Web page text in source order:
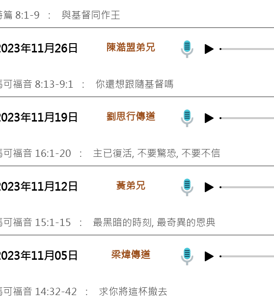
篇 8:1-9 : 與基督同作王
年11月26日 陳澔盟弟兄
可福音 8:13-9:1 : 你還想跟隨基督嗎
年11月19日 劉思行傳道
可福音 16:1-20 : 主已復活, 不要驚恐, 不要不信
年11月12日 黃弟兄
可福音 15:1-15 : 最黑暗的時刻, 最奇異的恩典
年11月05日 梁煒傳道
可福音 14:32-42 : 求你將這杯撤去